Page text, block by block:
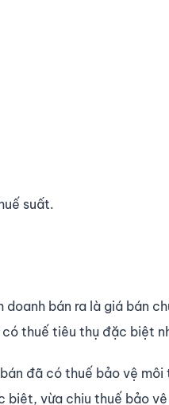
suất.
bán ra là giá bán
thuế tiêu thụ đặc biệt
đã có thuế bảo vệ
vừa chịu thuế bảo